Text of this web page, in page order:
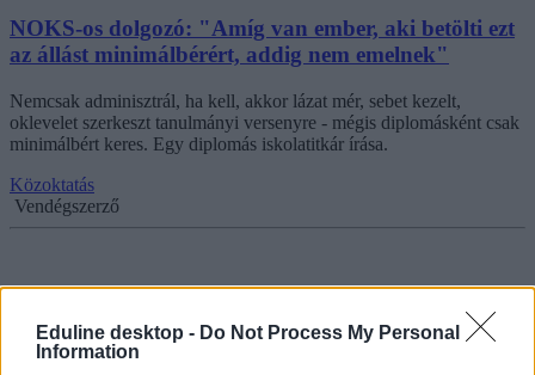
Eduline desktop - Do Not Process My Personal
Information
NOKS-os dolgozó: "Amíg van ember, aki betölti ezt
az állást minimálbérért, addig nem emelnek"
Nemcsak adminisztrál, ha kell, akkor lázat mér, sebet kezelt,
oklevelet szerkeszt tanulmányi versenyre - mégis diplomásként csak
minimálbért keres. Egy diplomás iskolatitkár írása.
Közoktatás
Vendégszerző
Hogyan lehet egy átlagos középiskolából eljutni a világ vezető